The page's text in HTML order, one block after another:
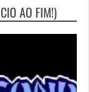
AO FIM!)